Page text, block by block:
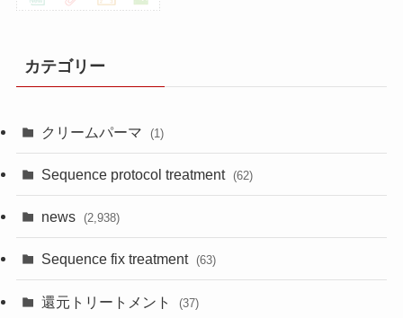
カテゴリー
クリームパーマ (1)
Sequence protocol treatment (62)
news (2,938)
Sequence fix treatment (63)
還元トリートメント (37)